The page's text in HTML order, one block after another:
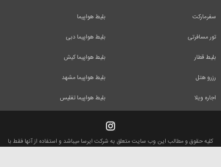
بلیط هواپیما
بلیط هواپیما دبی
بلیط هواپیما کیش
بلیط هواپیما مشهد
بلیط هواپیما تفلیس
سفرمارکت
تور مسافرتی
بلیط قطار
رزرو هتل
اجاره ویلا
کلیه حقوق و مطالب این وب سایت متعلق به شرکت ایرسا میباشد و استفاده از آنها فقط با